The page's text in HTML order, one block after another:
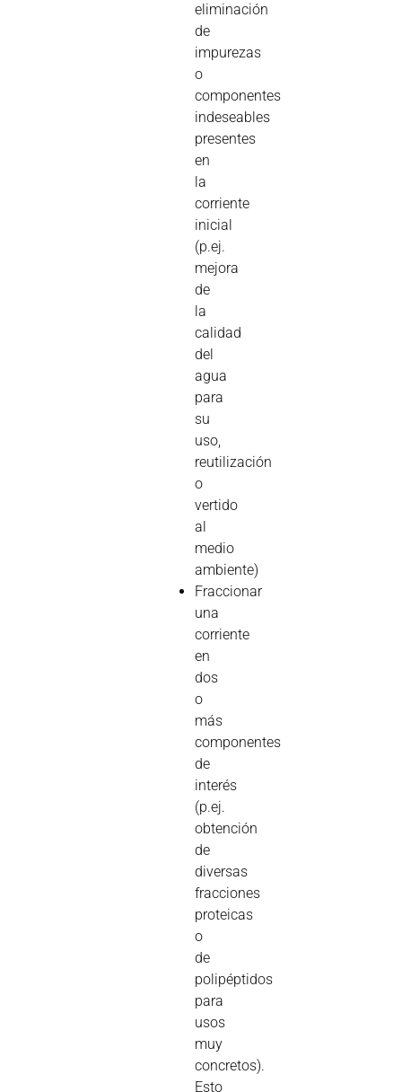
eliminación
de
impurezas
o
componentes
indeseables
presentes
en
la
corriente
inicial
(p.ej.
mejora
de
la
calidad
del
agua
para
su
uso,
reutilización
o
vertido
al
medio
ambiente)
Fraccionar
una
corriente
en
dos
o
más
componentes
de
interés
(p.ej.
obtención
de
diversas
fracciones
proteicas
o
de
polipéptidos
para
usos
muy
concretos).
Esto